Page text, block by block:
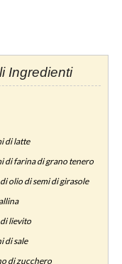
Ingredienti
di latte
di farina di grano tenero
olio di semi di girasole
lievito
di sale
di zucchero